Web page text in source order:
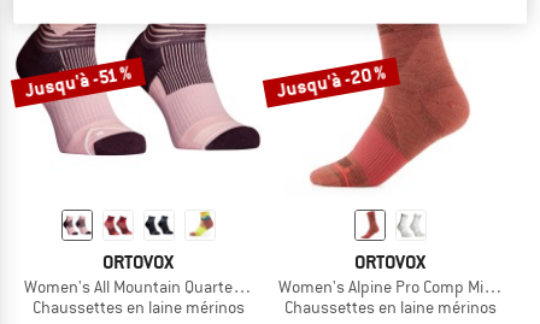
Jusqu'à -51 %
ORTOVOX
Women's All Mountain Quarter Socks
Chaussettes en laine mérinos
Jusqu'à -20 %
ORTOVOX
Women's Alpine Pro Comp Mid Socks
Chaussettes en laine mérinos